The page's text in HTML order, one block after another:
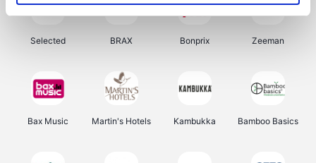
Selected BRAX Bonprix Zeeman
Bax Music Martin's Hotels Kambukka Bamboo Basics